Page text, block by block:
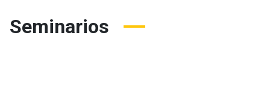
Seminarios